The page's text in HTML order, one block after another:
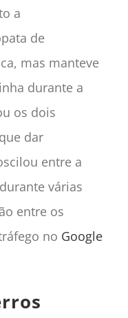
a
de
mas manteve
durante a
os dois
dar
entre a
várias
entre os
no Google